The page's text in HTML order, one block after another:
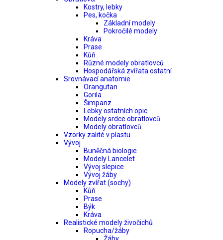
Kostry, lebky
Pes, kočka
Základní modely
Pokročilé modely
Kráva
Prase
Kůň
Různé modely obratlovců
Hospodářská zvířata ostatní
Srovnávací anatomie
Orangutan
Gorila
Šimpanz
Lebky ostatních opic
Modely srdce obratlovců
Modely obratlovců
Vzorky zalité v plastu
Vývoj
Buněčná biologie
Modely Lancelet
Vývoj slepice
Vývoj žáby
Modely zvířat (sochy)
Kůň
Prase
Býk
Kráva
Realistické modely živočichů
Ropucha/žáby